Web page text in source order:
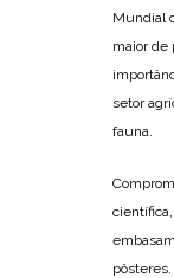
Mundial
maior de
setor
fauna.